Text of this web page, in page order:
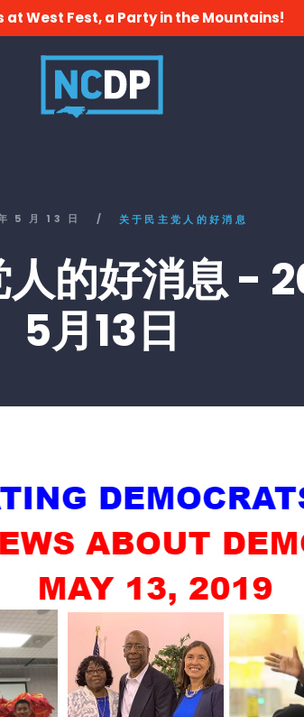
at West Fest, a Party in the Mountains!
5 月 13 日 / 关于民主党人的好消息
的好消息 -
5月13日